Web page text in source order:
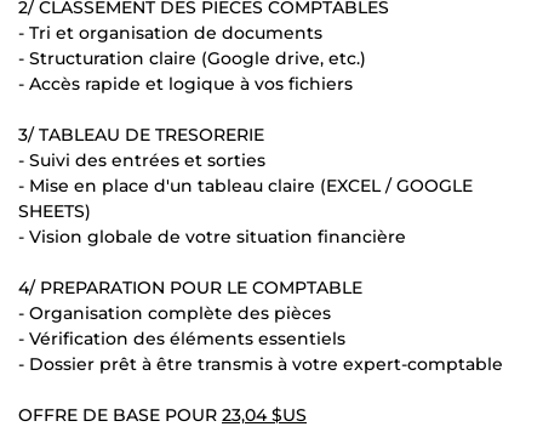
2/ CLASSEMENT DES PIECES COMPTABLES
- Tri et organisation de documents
- Structuration claire (Google drive, etc.)
- Accès rapide et logique à vos fichiers
3/ TABLEAU DE TRESORERIE
- Suivi des entrées et sorties
- Mise en place d'un tableau claire (EXCEL / GOOGLE
SHEETS)
- Vision globale de votre situation financière
4/ PREPARATION POUR LE COMPTABLE
- Organisation complète des pièces
- Vérification des éléments essentiels
- Dossier prêt à être transmis à votre expert-comptable
OFFRE DE BASE POUR 23,04 $US